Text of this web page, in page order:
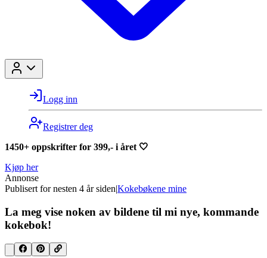
Logg inn
Registrer deg
1450+ oppskrifter for 399,- i året 🤍
Kjøp her
Annonse
Publisert for nesten 4 år siden|Kokebøkene mine
La meg vise noken av bildene til mi nye, kommande
kokebok!